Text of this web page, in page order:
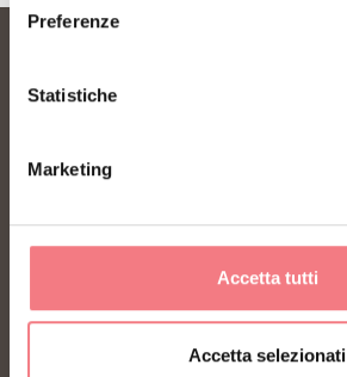
Preferenze
Statistiche
Marketing
Accetta tutti
Accetta selezionati
Piazza Santo Stefano 15/17
32100 Belluno - Italia